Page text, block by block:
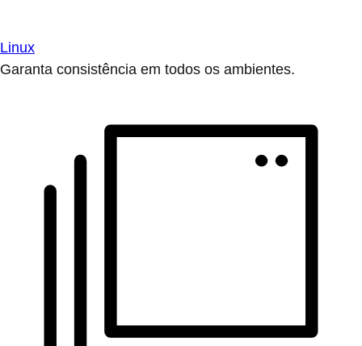
Linux
Garanta consistência em todos os ambientes.